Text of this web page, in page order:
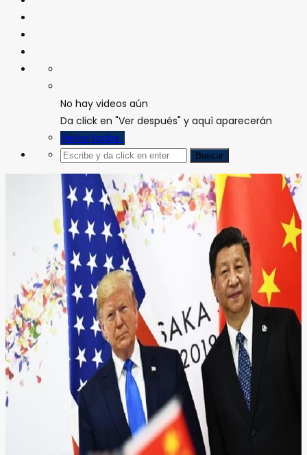
No hay videos aún
Da click en "Ver después" y aquí aparecerán
Verlos todos